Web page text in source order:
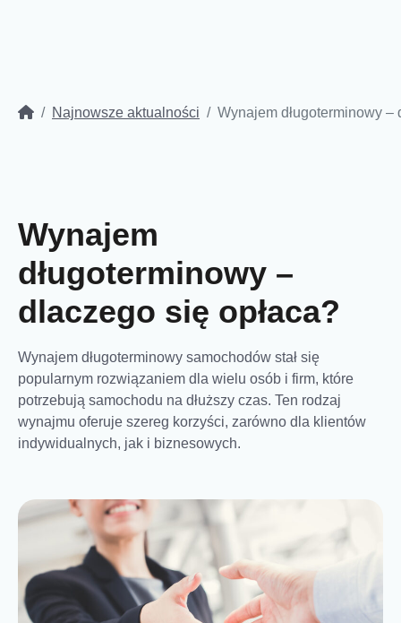
Najnowsze aktualności Wynajem długoterminowy –
Wynajem
długoterminowy –
dlaczego się opłaca?
Wynajem długoterminowy samochodów stał się
popularnym rozwiązaniem dla wielu osób i firm, które
potrzebują samochodu na dłuższy czas. Ten rodzaj
wynajmu oferuje szereg korzyści, zarówno dla klientów
indywidualnych, jak i biznesowych.